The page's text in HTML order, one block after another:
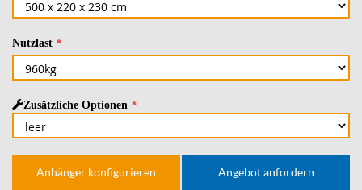
Nutzlast
Zusätzliche Optionen
Anhänger konfigurieren Angebot anfordern